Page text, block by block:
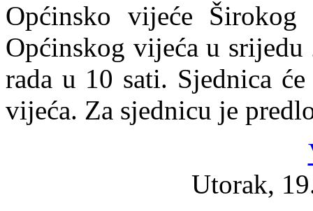
Općinsko vijeće
Općinskog vijeća u srijedu
rada u 10 sati. Sjednica
vijeća. Za sjednicu je
Utorak,